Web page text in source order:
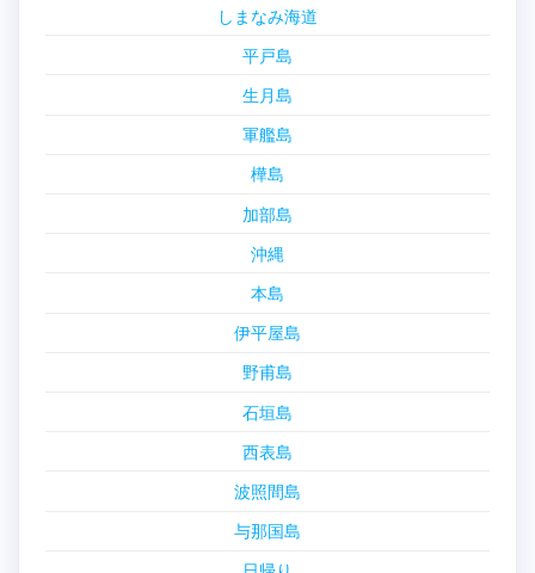
しまなみ海道
平戸島
生月島
軍艦島
樺島
加部島
沖縄
本島
伊平屋島
野甫島
石垣島
西表島
波照間島
与那国島